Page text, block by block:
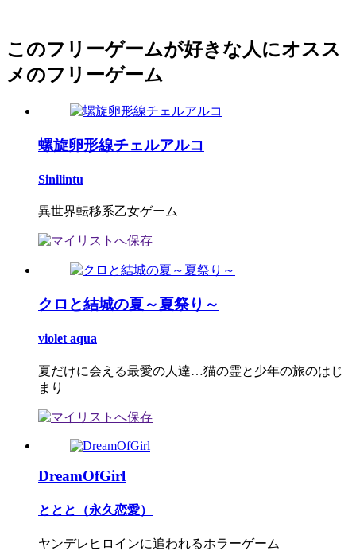
このフリーゲームが好きな人にオスス
メのフリーゲーム
螺旋卵形線チェルアルコ
Sinilintu
異世界転移系乙女ゲーム
クロと結城の夏～夏祭り～
violet aqua
夏だけに会える最愛の人達…猫の霊と少年の旅のはじ
まり
DreamOfGirl
ととと（永久恋愛）
ヤンデレヒロインに追われるホラーゲーム